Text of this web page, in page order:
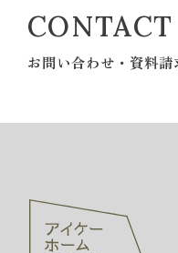
お問い合わせ・資料請